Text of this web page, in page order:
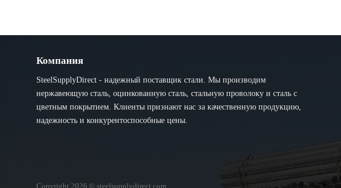
Компания
SteelSupplyDirect - надежный поставщик стали. Мы производим
нержавеющую сталь, оцинкованную сталь, стальную проволоку и сталь с
цветным покрытием. Клиенты признают нас за качественную продукцию,
надежность и конкурентоспособные цены.
Copyright 2026 © steelsupplydirect.com